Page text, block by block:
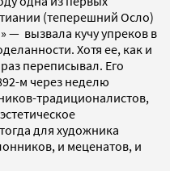
(теперешний Осло)
— вызвала кучу упреков в
Хотя ее, как и
переписывал. Его
м через неделю
традиционалистов,
для художника
и меценатов, и